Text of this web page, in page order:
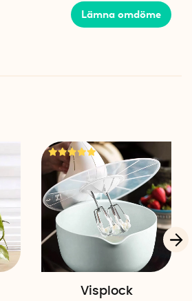
Lämna omdöme
Visplock